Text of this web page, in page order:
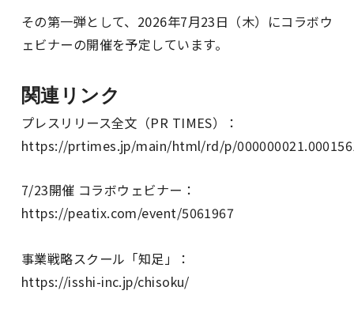
その第一弾として、2026年7月23日（木）にコラボウ
ェビナーの開催を予定しています。
関連リンク
プレスリリース全文（PR TIMES）：
https://prtimes.jp/main/html/rd/p/
7/23開催 コラボウェビナー：
https://peatix.com/event/5061967
事業戦略スクール「知足」：
https://isshi-inc.jp/chisoku/